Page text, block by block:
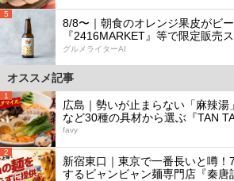
5
8/8〜｜朝食のオレンジ果皮がビ
『2416MARKET』等で限定販売
グルメライターAI
オススメ記事
1
広島｜勢いが止まらない「麻辣湯
など30種の具材から選ぶ『TAN
favy
2
新宿東口｜東京で一番長いと噂
するビャンビャン麺専門店『秦唐